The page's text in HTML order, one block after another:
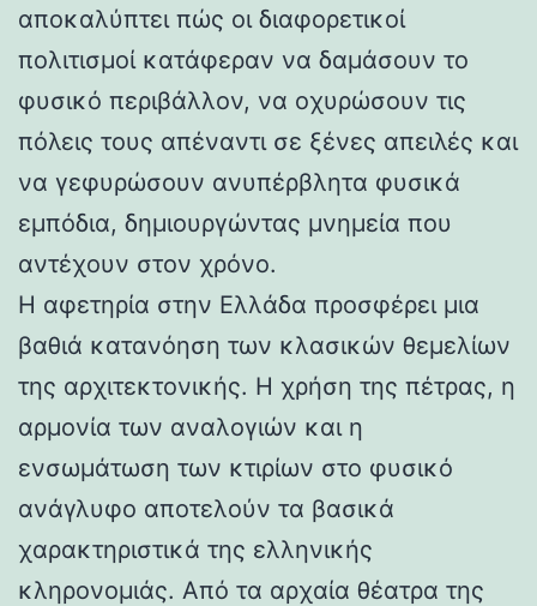
αποκαλύπτει πώς οι διαφορετικοί
πολιτισμοί κατάφεραν να δαμάσουν το
φυσικό περιβάλλον, να οχυρώσουν τις
πόλεις τους απέναντι σε ξένες απειλές και
να γεφυρώσουν ανυπέρβλητα φυσικά
εμπόδια, δημιουργώντας μνημεία που
αντέχουν στον χρόνο.
Η αφετηρία στην Ελλάδα προσφέρει μια
βαθιά κατανόηση των κλασικών θεμελίων
της αρχιτεκτονικής. Η χρήση της πέτρας, η
αρμονία των αναλογιών και η
ενσωμάτωση των κτιρίων στο φυσικό
ανάγλυφο αποτελούν τα βασικά
χαρακτηριστικά της ελληνικής
κληρονομιάς. Από τα αρχαία θέατρα της